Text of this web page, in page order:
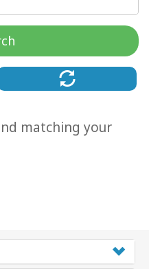
matching your